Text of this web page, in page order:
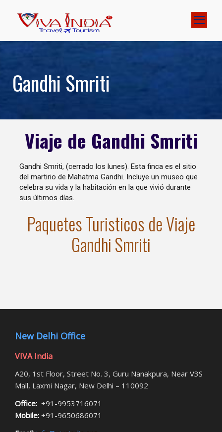
Gandhi Smriti
Viaje de Gandhi Smriti
Gandhi Smriti, (cerrado los lunes). Esta finca es el sitio
del martirio de Mahatma Gandhi. Incluye un museo que
celebra su vida y la habitación en la que vivió durante
sus últimos días.
Paquetes Turisticos de Viaje
Gandhi Smriti
New Delhi Office
VIVA India
A20, 1st Floor, Street No. 3, Guru Nanakpura, Near V3S
Mall, Laxmi Nagar, New Delhi – 110092
Office: +91-9953716071
Mobile: +91-9650686071